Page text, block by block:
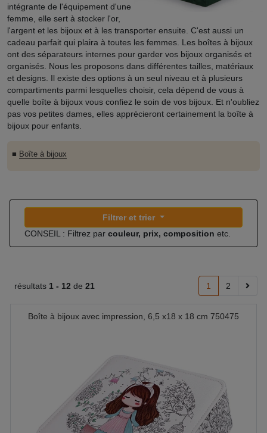
intégrante de l'équipement d'une
femme, elle sert à stocker l'or,
l'argent et les bijoux et à les transporter ensuite. C'est aussi un
cadeau parfait qui plaira à toutes les femmes. Les boîtes à bijoux
ont des séparateurs internes pour garder vos bijoux organisés et
organisés. Nous les proposons dans différentes tailles, matériaux
et designs. Il existe des options à un seul niveau et à plusieurs
compartiments parmi lesquelles choisir, cela dépend de vous à
quelle boîte à bijoux vous confiez le soin de vos bijoux. Et n'oubliez
pas vos petites dames, elles apprécieront certainement la boîte à
bijoux pour enfants.
■ Boîte à bijoux
Filtrer et trier
CONSEIL : Filtrez par couleur, prix, composition etc.
résultats 1 - 12 de 21 1 2
Boîte à bijoux avec impression, 6,5 x18 x 18 cm 750475